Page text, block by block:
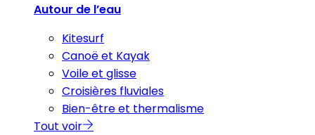
Autour de l’eau
Kitesurf
Canoë et Kayak
Voile et glisse
Croisières fluviales
Bien-être et thermalisme
Tout voir